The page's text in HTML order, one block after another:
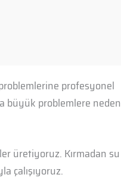
profesyonel
büyük problemlere neden
üretiyoruz. Kırmadan su
çalışıyoruz.